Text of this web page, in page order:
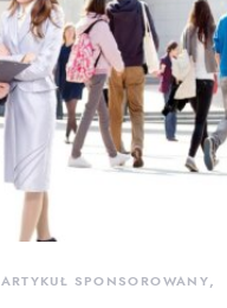
ARTYKUŁ SPONSOROWANY